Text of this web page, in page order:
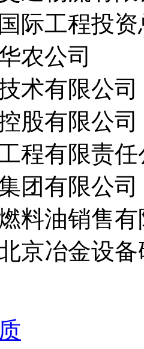
际工程投资
农公司
术有限公司
股有限公司
程有限责任
团有限公司
料油销售
京冶金设